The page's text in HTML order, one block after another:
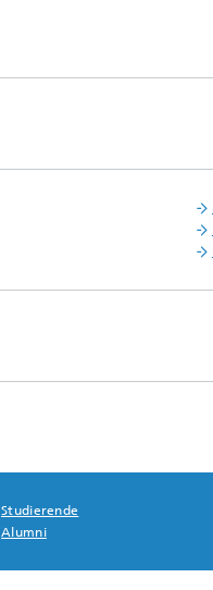
Studierende
Alumni